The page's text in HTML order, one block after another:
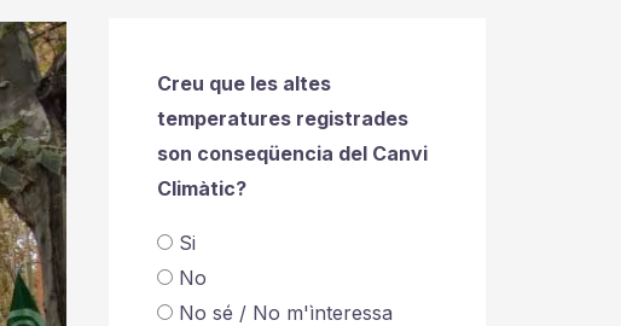
Creu que les altes
temperatures registrades
son conseqüencia del Canvi
Climàtic?
Si
No
No sé / No m'ìnteressa